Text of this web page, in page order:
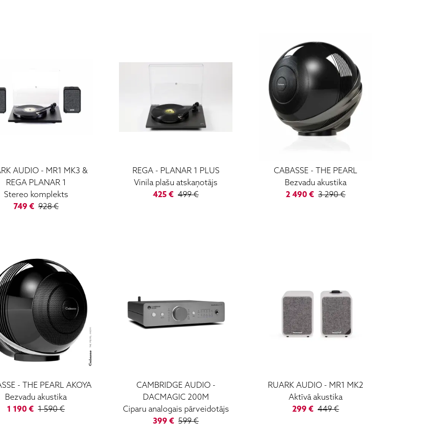
AUDIO- MR1 MK3 &
REGA PLANAR 1
Stereo komplekts
749€ 928€
REGA- PLANAR 1 PLUS
Vinila plašu atskaņotājs
425 € 499€
CABASSE - THE PEARL
Bezvadu akustika
2 490 € 3 290€
- THE PEARL AKOYA
Bezvadu akustika
1 190 € 1 590€
CAMBRIDGE AUDIO-
DACMAGIC 200M
Ciparu analogais pārveidotājs
399 € 599€
RUARK AUDIO - MR1 MK2
Aktīvā akustika
299 € 449€